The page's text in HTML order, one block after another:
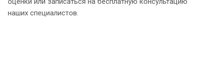
наших специалистов.